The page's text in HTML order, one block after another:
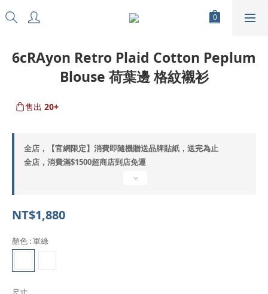
6cRAyon Retro Plaid Cotton Peplum
Blouse 荷葉邊 格紋襯衫
售出 20+
全店，【官網限定】消費即隨機贈送品牌貼紙，送完為止
全店，消費滿$1500超商店到店免運
NT$1,880
顏色 : 軍綠